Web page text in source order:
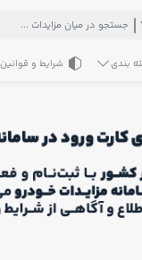
بندی شرایط و قوانین